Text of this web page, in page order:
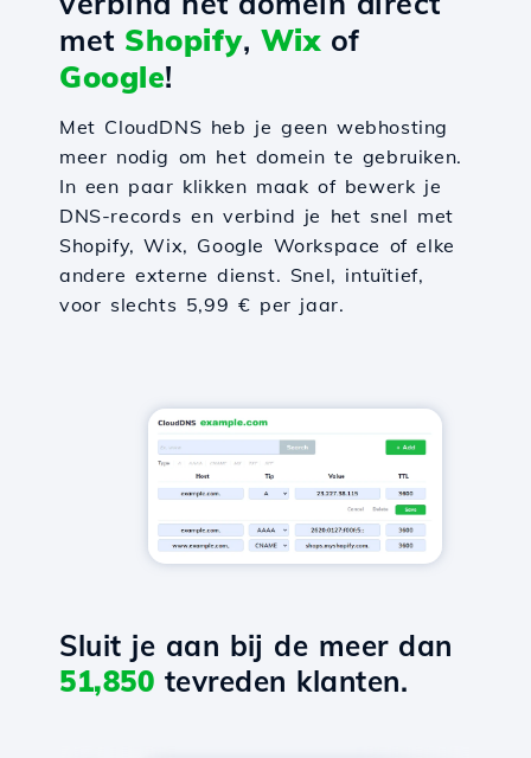
met Shopify, Wixof
Google!
Met CloudDNS heb je geen webhosting
meer nodig om het domein te gebruiken.
In een paar klikken maak of bewerk je
DNS-records en verbind je het snel met
Shopify, Wix, Google Workspace of elke
andere externe dienst. Snel, intuïtief,
voor slechts 5,99 € per jaar.
Sluit je aan bij de meer dan
51,850 tevreden klanten.